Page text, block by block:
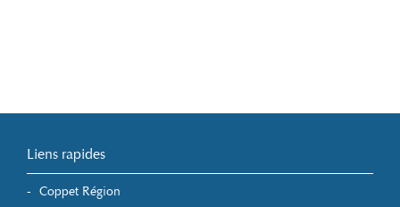
Liens rapides
Coppet Région